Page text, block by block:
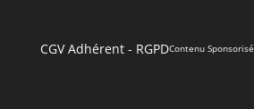
CGV Adhérent- RGPDContenu Sponsorisé